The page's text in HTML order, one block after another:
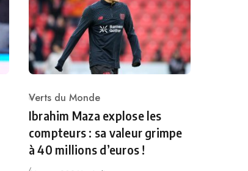
Category
Verts du Monde
Ibrahim Maza explose les
compteurs : sa valeur grimpe
à 40 millions d’euros !